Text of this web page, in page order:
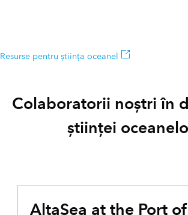
Resurse pentru știința oceanel
Colaboratorii noștri în
științei
AltaSea at the Port